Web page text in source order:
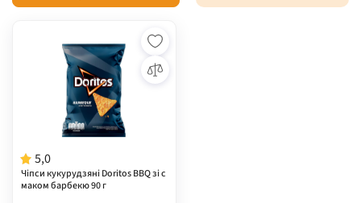
5,0
Чіпси кукурудзяні Doritos BBQ зі с
маком барбекю 90 г